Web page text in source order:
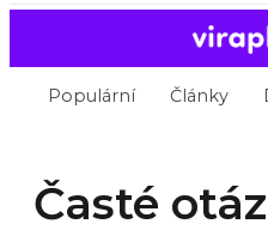
Populární Články
Časté